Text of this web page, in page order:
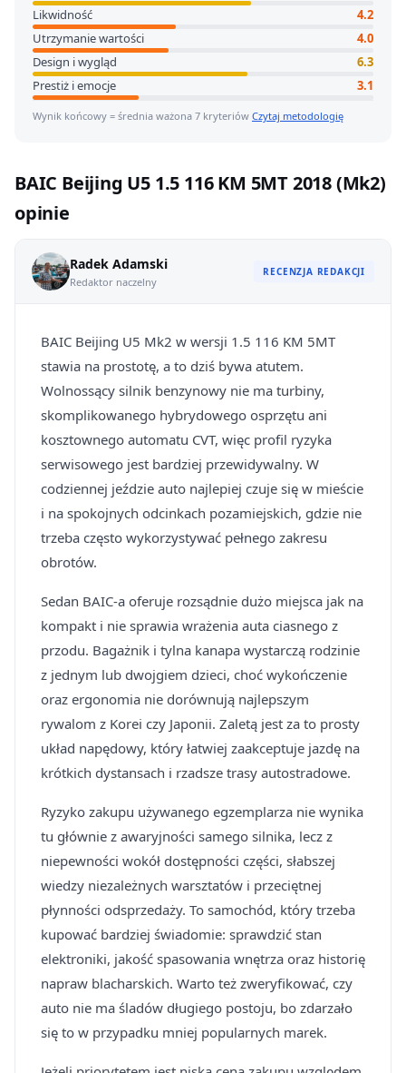
Likwidność
4.2
Utrzymanie wartości
4.0
Design i wygląd
6.3
Prestiż i emocje
3.1
Wynik końcowy = średnia ważona 7 kryteriów Czytaj metodologię
BAIC Beijing U5 1.5 116 KM 5MT 2018 (Mk2)
opinie
Radek Adamski
Redaktor naczelny
RECENZJA REDAKCJI
BAIC Beijing U5 Mk2 w wersji 1.5 116 KM 5MT
stawia na prostotę, a to dziś bywa atutem.
Wolnossący silnik benzynowy nie ma turbiny,
skomplikowanego hybrydowego osprzętu ani
kosztownego automatu CVT, więc profil ryzyka
serwisowego jest bardziej przewidywalny. W
codziennej jeździe auto najlepiej czuje się w mieście
i na spokojnych odcinkach pozamiejskich, gdzie nie
trzeba często wykorzystywać pełnego zakresu
obrotów.
Sedan BAIC-a oferuje rozsądnie dużo miejsca jak na
kompakt i nie sprawia wrażenia auta ciasnego z
przodu. Bagażnik i tylna kanapa wystarczą rodzinie
z jednym lub dwojgiem dzieci, choć wykończenie
oraz ergonomia nie dorównują najlepszym
rywalom z Korei czy Japonii. Zaletą jest za to prosty
układ napędowy, który łatwiej zaakceptuje jazdę na
krótkich dystansach i rzadsze trasy autostradowe.
Ryzyko zakupu używanego egzemplarza nie wynika
tu głównie z awaryjności samego silnika, lecz z
niepewności wokół dostępności części, słabszej
wiedzy niezależnych warsztatów i przeciętnej
płynności odsprzedaży. To samochód, który trzeba
kupować bardziej świadomie: sprawdzić stan
elektroniki, jakość spasowania wnętrza oraz historię
napraw blacharskich. Warto też zweryfikować, czy
auto nie ma śladów długiego postoju, bo zdarzało
się to w przypadku mniej popularnych marek.